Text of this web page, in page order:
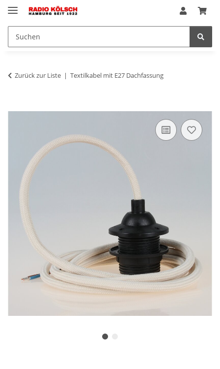
Zurück zur Liste Textilkabel mit E27 Dachfassung